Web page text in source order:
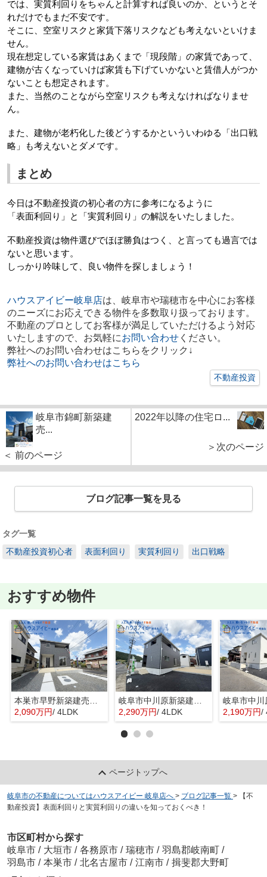
では、実質利回りをちゃんと計算すれば良いのか、というとそ
れだけでもまだ不安です。
そこに、空室リスクと家賃下落リスクなども考えないといけま
せん。
現在想定している家賃はあくまで「現段階」の家賃であって、
建物が古くなっていけば家賃も下げていかないと賃借人がつか
ないことも想定されます。
また、当然のことながら空室リスクも考えなければなりませ
ん。
また、建物が老朽化した後どうするかといういわゆる「出口戦
略」も考えないとダメです。
まとめ
今日は不動産投資の初心者の方に参考になるように
「表面利回り」と「実質利回り」の解説をいたしました。
不動産投資は物件選びでほぼ勝負はつく、と言っても過言では
ないと思います。
しっかり吟味して、良い物件を探しましょう！
ハウスアイビー岐阜店は、岐阜市や瑞穂市を中心にお客様
のニーズにお応えできる物件を多数取り扱っております。
不動産のプロとしてお客様が満足していただけるよう対応
いたしますので、お気軽にお問い合わせください。
弊社へのお問い合わせはこちらをクリック↓
弊社へのお問い合わせはこちら
不動産投資
岐阜市錦町新築建
売...
＜ 前のページ
2022年以降の住宅ロ...
＞次のページ
ブログ記事一覧を見る
タグ一覧
不動産投資初心者
表面利回り 実質利回り 出口戦略
おすすめ物件
本巣市早野新築建売限定1邸！モレラ岐阜まで徒歩5分！お買い物便利♪最寄りの駅まで徒歩8分です♪
2,090万円/ 4LDK
岐阜市中川原新築建売全4棟！お車並列3台可能！長良東小学校区！広めのインナーバルコニー！
2,290万円/ 4LDK 2,190万円/
ページトップへ
岐阜市の不動産についてはハウスアイビー 岐阜店へ > ブログ記事一覧 >
【不
動産投資】表面利回りと実質利回りの違いを知っておくべき！
市区町村から探す
岐阜市 / 大垣市 / 各務原市 / 瑞穂市 / 羽島郡岐南町 /
羽島市 / 本巣市 / 北名古屋市 / 江南市 / 揖斐郡大野町